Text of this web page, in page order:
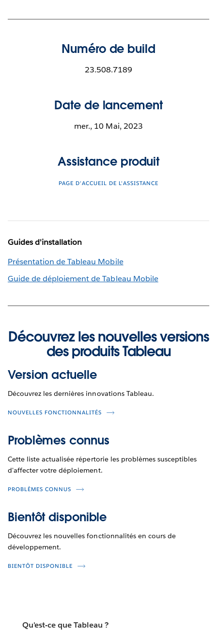
Numéro de build
23.508.7189
Date de lancement
mer., 10 Mai, 2023
Assistance produit
PAGE D'ACCUEIL DE L'ASSISTANCE
Guides d'installation
Présentation de Tableau Mobile
Guide de déploiement de Tableau Mobile
Découvrez les nouvelles versions
des produits Tableau
Version actuelle
Découvrez les dernières innovations Tableau.
NOUVELLES FONCTIONNALITÉS
Problèmes connus
Cette liste actualisée répertorie les problèmes susceptibles
d'affecter votre déploiement.
PROBLÈMES CONNUS
Bientôt disponible
Découvrez les nouvelles fonctionnalités en cours de
développement.
BIENTÔT DISPONIBLE
Qu'est-ce que Tableau ?